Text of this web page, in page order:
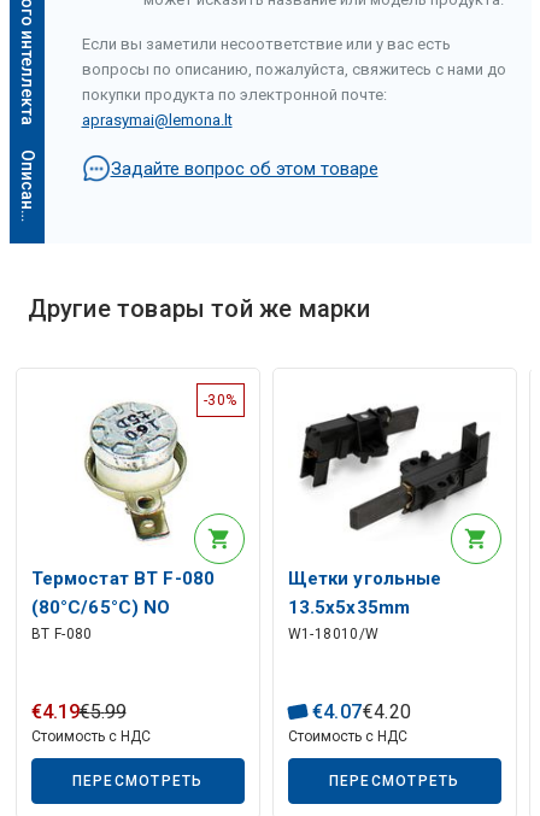
О
п
и
с
а
н
и
е
и
с
к
у
с
с
т
в
е
н
н
о
г
о
и
н
т
е
л
л
е
к
т
а
Описание искусственного интеллекта
Если вы заметили несоответствие или у вас есть
вопросы по описанию, пожалуйста, свяжитесь с нами до
покупки продукта по электронной почте:
aprasymai@lemona.lt
Задайте вопрос об этом товаре
Другие товары той же марки
-30%
Термостат BT F-080
(80°C/65°C) NO
BT F-080
€4.19€5.99
Стоимость с НДС
ПЕРЕСМОТРЕТЬ
Щетки угольные
13.5x5x35mm
481236248004
W1-18010/W
€4.07€4.20
Стоимость с НДС
ПЕРЕСМОТРЕТЬ